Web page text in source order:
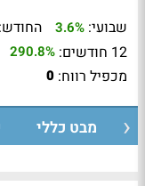
שבועי: 3.6% החודש:
12 חודשים: 290.8%
מכפיל רווח: 0
מבט כללי